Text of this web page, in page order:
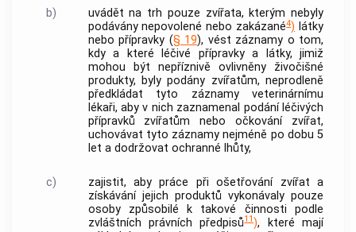
b)
uvádět na trh pouze zvířata, kterým nebyly
podávány nepovolené nebo zakázané4) látky
nebo přípravky (§ 19), vést záznamy o tom,
kdy a které léčivé přípravky a látky, jimiž
mohou být nepříznivě ovlivněny živočišné
produkty, byly podány zvířatům, neprodleně
předkládat tyto záznamy veterinárnímu
lékaři, aby v nich zaznamenal podání léčivých
přípravků zvířatům nebo očkování zvířat,
uchovávat tyto záznamy nejméně po dobu 5
let a dodržovat ochranné lhůty,
c)
zajistit, aby práce při ošetřování zvířat a
získávání jejich produktů vykonávaly pouze
osoby způsobilé k takové činnosti podle
zvláštních právních předpisů11), které mají